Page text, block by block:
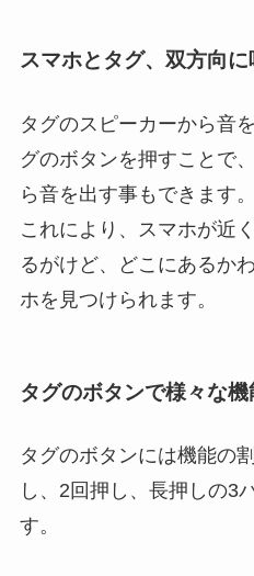
スマホとタグ、双方向
タグのスピーカーから音
グのボタンを押すことで
ら音を出す事もできます。
これにより、スマホが近
るがけど、どこにあるか
ホを見つけられます。
タグのボタンで様々な
タグのボタンには機能の
し、2回押し、長押しの3
す。